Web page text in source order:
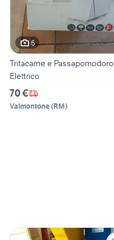
6
Tritacarne e Passapomodoro
Elettrico
70 €
Valmontone(RM)